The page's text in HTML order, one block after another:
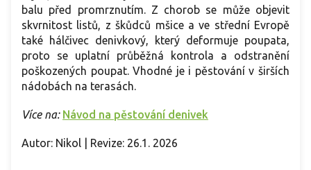
balu před promrznutím. Z chorob se může objevit
skvrnitost listů, z škůdců mšice a ve střední Evropě
také hálčivec denivkový, který deformuje poupata,
proto se uplatní průběžná kontrola a odstranění
poškozených poupat. Vhodné je i pěstování v širších
nádobách na terasách.
Více na: Návod na pěstování denivek
Autor: Nikol | Revize: 26.1. 2026